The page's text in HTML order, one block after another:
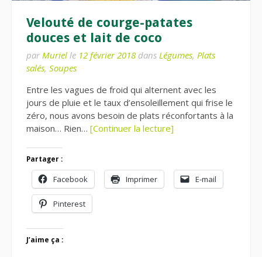
Velouté de courge-patates
douces et lait de coco
par Muriel le 12 février 2018 dans Légumes, Plats
salés, Soupes
Entre les vagues de froid qui alternent avec les
jours de pluie et le taux d’ensoleillement qui frise le
zéro, nous avons besoin de plats réconfortants à la
maison… Rien… [Continuer la lecture]
Partager :
Facebook Imprimer E-mail
Pinterest
J’aime ça :